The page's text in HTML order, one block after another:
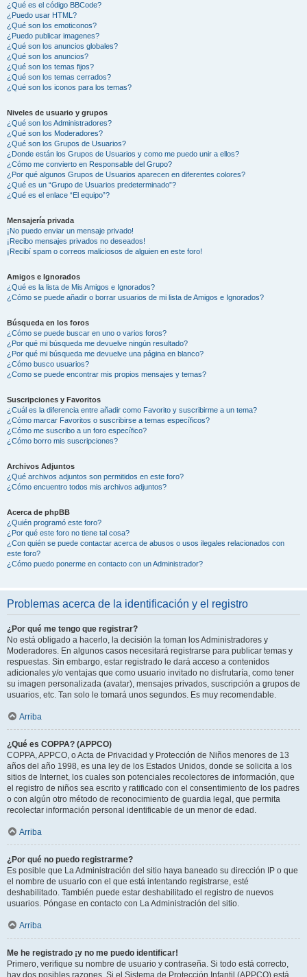
¿Qué es el código BBCode?
¿Puedo usar HTML?
¿Qué son los emoticonos?
¿Puedo publicar imagenes?
¿Qué son los anuncios globales?
¿Qué son los anuncios?
¿Qué son los temas fijos?
¿Qué son los temas cerrados?
¿Qué son los iconos para los temas?
Niveles de usuario y grupos
¿Qué son los Administradores?
¿Qué son los Moderadores?
¿Qué son los Grupos de Usuarios?
¿Donde están los Grupos de Usuarios y como me puedo unir a ellos?
¿Cómo me convierto en Responsable del Grupo?
¿Por qué algunos Grupos de Usuarios aparecen en diferentes colores?
¿Qué es un “Grupo de Usuarios predeterminado”?
¿Qué es el enlace “El equipo”?
Mensajería privada
¡No puedo enviar un mensaje privado!
¡Recibo mensajes privados no deseados!
¡Recibí spam o correos maliciosos de alguien en este foro!
Amigos e Ignorados
¿Qué es la lista de Mis Amigos e Ignorados?
¿Cómo se puede añadir o borrar usuarios de mi lista de Amigos e Ignorados?
Búsqueda en los foros
¿Cómo se puede buscar en uno o varios foros?
¿Por qué mi búsqueda me devuelve ningún resultado?
¿Por qué mi búsqueda me devuelve una página en blanco?
¿Cómo busco usuarios?
¿Como se puede encontrar mis propios mensajes y temas?
Suscripciones y Favoritos
¿Cuál es la diferencia entre añadir como Favorito y suscribirme a un tema?
¿Cómo marcar Favoritos o suscribirse a temas específicos?
¿Cómo me suscribo a un foro específico?
¿Cómo borro mis suscripciones?
Archivos Adjuntos
¿Qué archivos adjuntos son permitidos en este foro?
¿Cómo encuentro todos mis archivos adjuntos?
Acerca de phpBB
¿Quién programó este foro?
¿Por qué este foro no tiene tal cosa?
¿Con quién se puede contactar acerca de abusos o usos ilegales relacionados con
este foro?
¿Cómo puedo ponerme en contacto con un Administrador?
Problemas acerca de la identificación y el registro
¿Por qué me tengo que registrar?
No está obligado a hacerlo, la decisión la toman los Administradores y
Moderadores. En algunos casos necesitará registrarse para publicar temas y
respuestas. Sin embargo, estar registrado le dará acceso a contenidos
adicionales y/o ventajas que como usuario invitado no disfrutaría, como tener
su imagen personalizada (avatar), mensajes privados, suscripción a grupos de
usuarios, etc. Tan solo le tomará unos segundos. Es muy recomendable.
Arriba
¿Qué es COPPA? (APPCO)
COPPA, APPCO, o Acta de Privacidad y Protección de Niños menores de 13
años del año 1998, es una ley de los Estados Unidos, donde se solicita a los
sitios de Internet, los cuales son potenciales recolectores de información, que
el registro de niños sea escrito y ratificado con el consentimiento de los padres
o con algún otro método de reconocimiento de guardia legal, que permita
recolectar información personal identificable de un menor de edad.
Arriba
¿Por qué no puedo registrarme?
Es posible que La Administración del sitio haya baneado su dirección IP o que
el nombre de usuario con el que está intentando registrarse, esté
deshabilitado. También puede estar deshabilitado el registro de nuevos
usuarios. Póngase en contacto con La Administración del sitio.
Arriba
Me he registrado ¡y no me puedo identificar!
Primero, verifique su nombre de usuario y contraseña. Si todo está correcto,
hay dos posibles razones. Si el Sistema de Protección Infantil (APPCO) está